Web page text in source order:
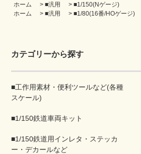
ホーム
> ■汎用 > ■1/150(Nゲージ)
ホーム
> ■汎用 > ■1/80(16番/HOゲージ)
カテゴリーから探す
■工作用素材・便利ツールなど(各種
スケール)
■1/150鉄道車両キット
■1/150鉄道用インレタ・ステッカ
ー・デカールなど